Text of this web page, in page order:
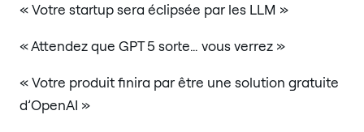
« Votre startup sera éclipsée par les LLM »
« Attendez que GPT 5 sorte… vous verrez »
« Votre produit finira par être une solution gratuite
d’OpenAI »